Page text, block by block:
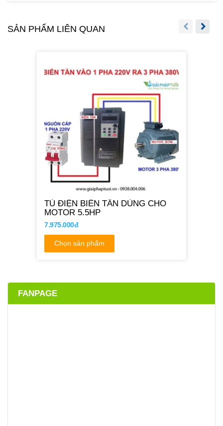
SẢN PHẨM LIÊN QUAN
TỦ ĐIỆN BIẾN TẦN DÙNG CHO
MOTOR 5.5HP
7.975.000đ
Chọn sản phẩm
FANPAGE